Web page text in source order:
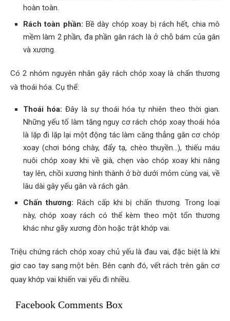
hoàn toàn.
Rách toàn phần:Bề dày chóp xoay bị rách hết, chia mô
mềm làm 2 phần, đa phần gân rách là ở chỗ bám của gân
và xương.
Có 2 nhóm nguyên nhân gây rách chóp xoay là chấn thương
và thoái hóa. Cụ thể:
Thoái hóa: Đây là sự thoái hóa tự nhiên theo thời gian.
Những yếu tố làm tăng nguy cơ rách chóp xoay thoái hóa
là lặp đi lặp lại một động tác làm căng thẳng gân cơ chóp
xoay (chơi bóng chày, đẩy tạ, chèo thuyền…), thiếu máu
nuôi chóp xoay khi về già, chẹn vào chóp xoay khi nâng
tay lên, chồi xương hình thành ở bờ dưới mỏm cùng vai, về
lâu dài gây yếu gân và rách gân.
Chấn thương: Rách cấp khi bị chấn thương. Trong loại
này, chóp xoay rách có thể kèm theo một tổn thương
khác như gãy xương đòn hoặc trật khớp vai.
Triệu chứng rách chóp xoay chủ yếu là đau vai, đặc biệt là khi
giơ cao tay sang một bên. Bên cạnh đó, vết rách trên gân cơ
quay khớp vai khiến vai yếu đi nhiều.
Facebook Comments Box